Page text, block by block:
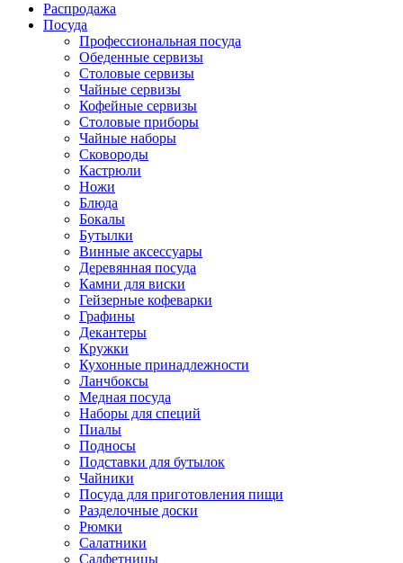
Распродажа
Посуда
Профессиональная посуда
Обеденные сервизы
Столовые сервизы
Чайные сервизы
Кофейные сервизы
Столовые приборы
Чайные наборы
Сковороды
Кастрюли
Ножи
Блюда
Бокалы
Бутылки
Винные аксессуары
Деревянная посуда
Камни для виски
Гейзерные кофеварки
Графины
Декантеры
Кружки
Кухонные принадлежности
Ланчбоксы
Медная посуда
Наборы для специй
Пиалы
Подносы
Подставки для бутылок
Чайники
Посуда для приготовления пищи
Разделочные доски
Рюмки
Салатники
Салфетницы